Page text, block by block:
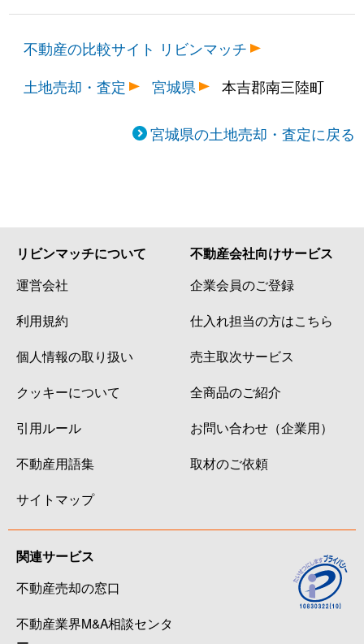
不動産の比較サイト リビンマッチ
土地売却・査定
宮城県 本吉郡南三陸町
宮城県の土地売却・査定に戻る
リビンマッチについて
運営会社
利用規約
個人情報の取り扱い
クッキーについて
引用ルール
不動産用語集
サイトマップ
不動産会社向けサービス
企業会員のご登録
仕入れ担当の方はこちら
売主取次サービス
全商品のご紹介
お問い合わせ（企業用）
取材のご依頼
関連サービス
不動産売却の窓口
不動産業界M&A相談センタ